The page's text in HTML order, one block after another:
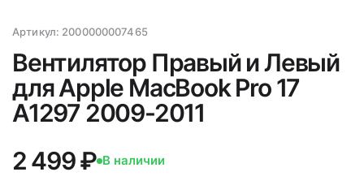
Артикул: 2000000007465
Вентилятор Правый и Левый
для Apple MacBook Pro 17
A1297 2009-2011
2 499 ₽ В наличии